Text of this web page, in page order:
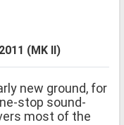
(MK II)
new ground, for
stop sound-
most of the